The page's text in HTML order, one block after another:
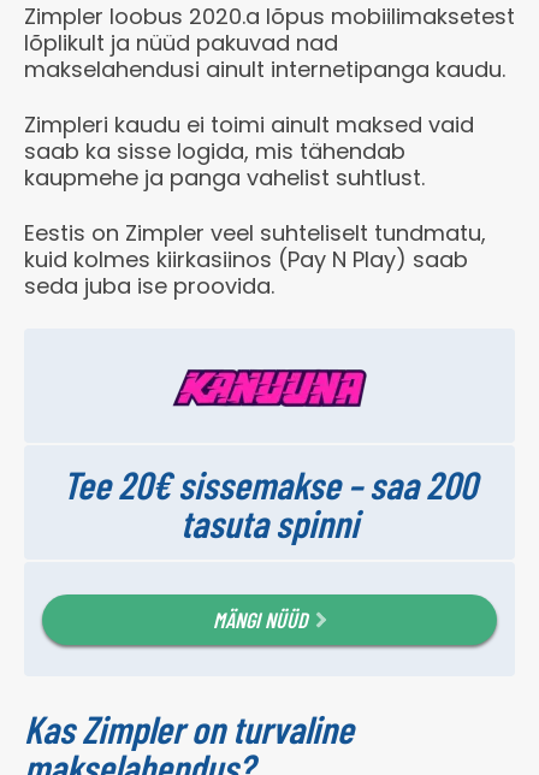
Zimpler loobus 2020.a lõpus mobiilimaksetest
lõplikult ja nüüd pakuvad nad
makselahendusi ainult internetipanga kaudu.
Zimpleri kaudu ei toimi ainult maksed vaid
saab ka sisse logida, mis tähendab
kaupmehe ja panga vahelist suhtlust.
Eestis on Zimpler veel suhteliselt tundmatu,
kuid kolmes kiirkasiinos (Pay N Play) saab
seda juba ise proovida.
Tee 20€ sissemakse – saa 200
tasuta spinni
MÄNGI NÜÜD
Kas Zimpler on turvaline